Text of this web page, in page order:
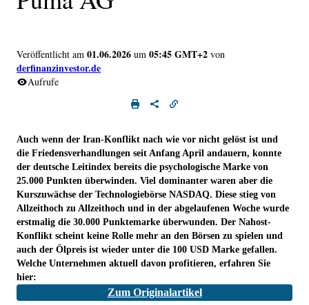
Veröffentlicht am 01.06.2026 um 05:45 GMT+2 von
derfinanzinvestor.de
Aufrufe
Auch wenn der Iran-Konflikt nach wie vor nicht gelöst ist und
die Friedensverhandlungen seit Anfang April andauern, konnte
der deutsche Leitindex bereits die psychologische Marke von
25.000 Punkten überwinden. Viel dominanter waren aber die
Kurszuwächse der Technologiebörse NASDAQ. Diese stieg von
Allzeithoch zu Allzeithoch und in der abgelaufenen Woche wurde
erstmalig die 30.000 Punktemarke überwunden. Der Nahost-
Konflikt scheint keine Rolle mehr an den Börsen zu spielen und
auch der Ölpreis ist wieder unter die 100 USD Marke gefallen.
Welche Unternehmen aktuell davon profitieren, erfahren Sie
hier:
Zum Originalartikel